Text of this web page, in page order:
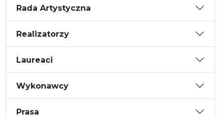
Rada Artystyczna
Realizatorzy
Laureaci
Wykonawcy
Prasa